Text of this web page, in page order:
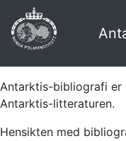
Antarktis-bibliografi er
Antarktis-litteraturen.
Hensikten med